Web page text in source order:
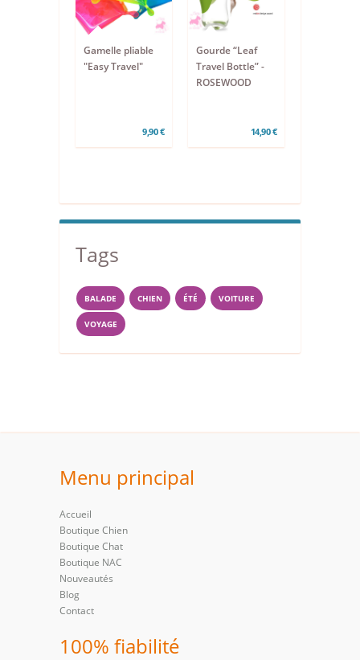
Gamelle pliable
"Easy Travel"
9,90 €
Gourde “Leaf
Travel Bottle” -
ROSEWOOD
14,90 €
Tags
BALADE CHIEN ÉTÉ VOITURE
VOYAGE
Menu principal
Accueil
Boutique Chien
Boutique Chat
Boutique NAC
Nouveautés
Blog
Contact
100% fiabilité